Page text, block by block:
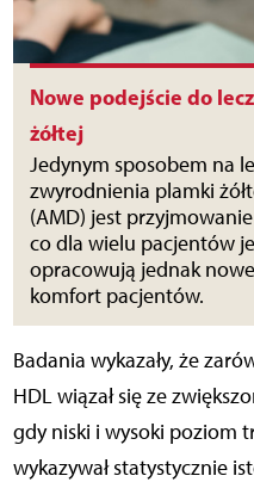
Nowe podejście do
żółtej
Jedynym sposobem na
zwyrodnienia plamki
(AMD) jest
co dla wielu pacjentów
opracowują jednak
komfort pacjentów.
Badania wykazały, że
HDL wiązał się ze
gdy niski i wysoki poziom
wykazywał statystycznie